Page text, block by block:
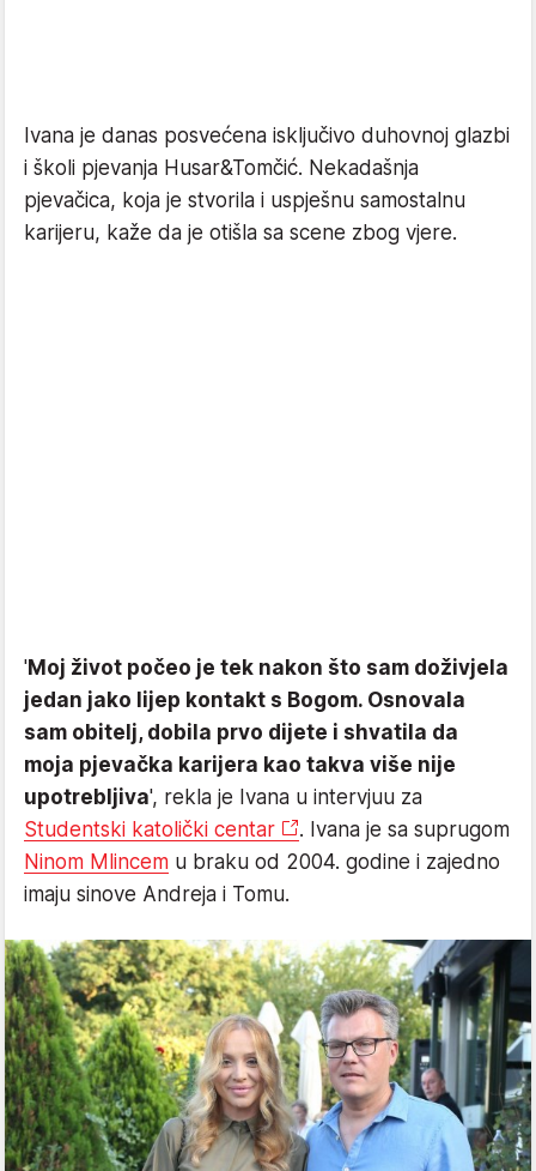
Ivana je danas posvećena isključivo duhovnoj glazbi
i školi pjevanja Husar&Tomčić. Nekadašnja
pjevačica, koja je stvorila i uspješnu samostalnu
karijeru, kaže da je otišla sa scene zbog vjere.
'Moj život počeo je tek nakon što sam doživjela
jedan jako lijep kontakt s Bogom. Osnovala
sam obitelj, dobila prvo dijete i shvatila da
moja pjevačka karijera kao takva više nije
upotrebljiva', rekla je Ivana u intervjuu za
Studentski katolički centar
. Ivana je sa suprugom
Ninom Mlincem u braku od 2004. godine i zajedno
imaju sinove Andreja i Tomu.